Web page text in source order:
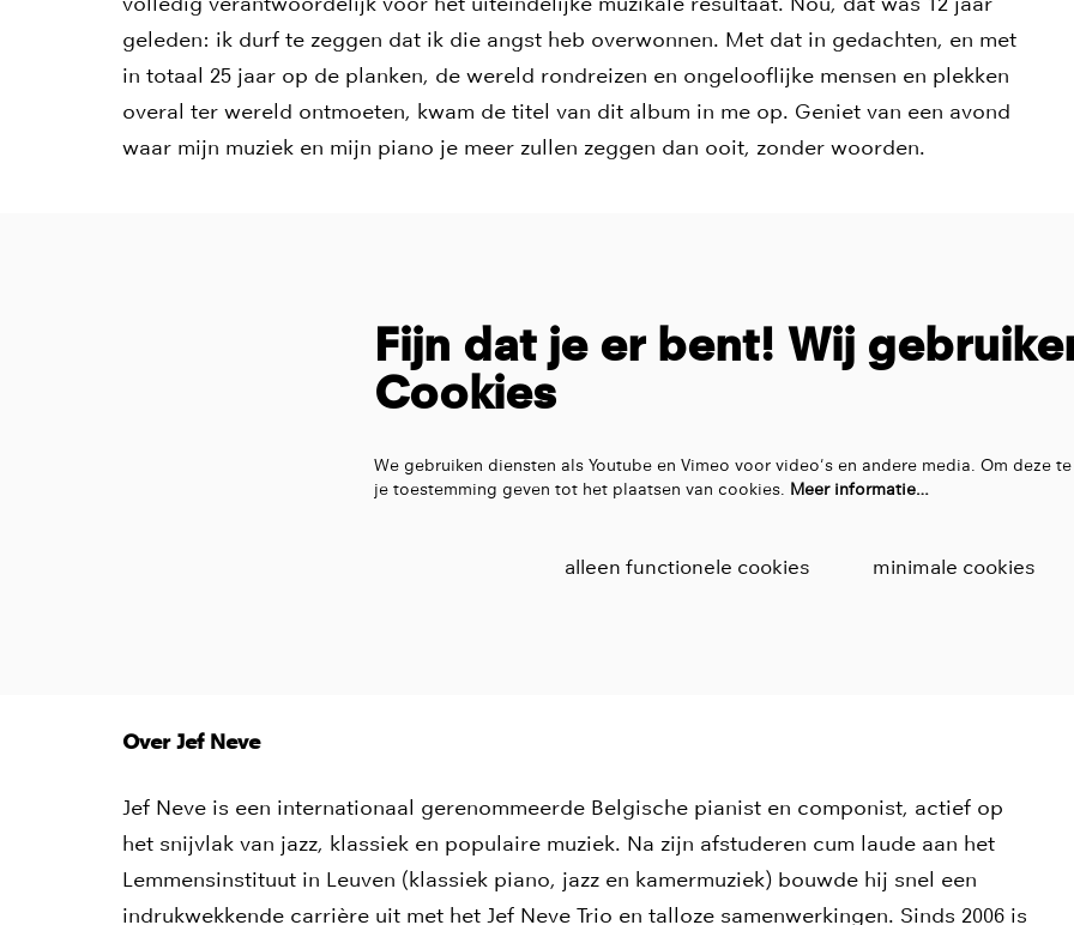
geleden: ik durf te zeggen dat ik die angst heb overwonnen. Met dat in gedachten, en met
in totaal 25 jaar op de planken, de wereld rondreizen en ongelooflijke mensen en plekken
overal ter wereld ontmoeten, kwam de titel van dit album in me op. Geniet van een avond
waar mijn muziek en mijn piano je meer zullen zeggen dan ooit, zonder woorden.
Fijn dat je er bent! Wij
Cookies
We gebruiken diensten als Youtube en Vimeo voor video's en andere media. Om deze
je toestemming geven tot het plaatsen van cookies. Meer informatie…
alleen functionele cookies minimale cookies
Over Jef Neve
Jef Neve is een internationaal gerenommeerde Belgische pianist en componist, actief op
het snijvlak van jazz, klassiek en populaire muziek. Na zijn afstuderen cum laude aan het
Lemmensinstituut in Leuven (klassiek piano, jazz en kamermuziek) bouwde hij snel een
indrukwekkende carrière uit met het Jef Neve Trio en talloze samenwerkingen. Sinds 2006 is